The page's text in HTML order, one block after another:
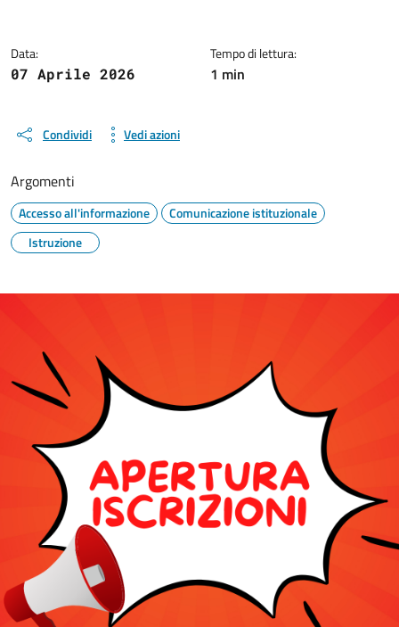
Data:
07 Aprile 2026
Tempo di lettura:
1 min
Condividi Vedi azioni
Argomenti
Accesso all'informazione
Comunicazione istituzionale
Istruzione